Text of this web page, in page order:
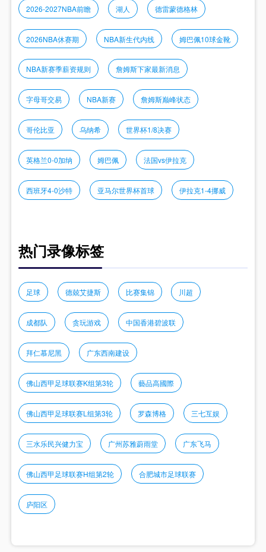
2026‑2027NBA前瞻 湖人 德雷蒙德格林
2026NBA休赛期 NBA新生代内线 姆巴佩10球金靴
NBA新赛季薪资规则 詹姆斯下家最新消息
字母哥交易 NBA新赛 詹姆斯巅峰状态
哥伦比亚 乌纳希 世界杯1/8决赛
英格兰0-0加纳 姆巴佩 法国vs伊拉克
西班牙4-0沙特 亚马尔世界杯首球 伊拉克1-4挪威
热门录像标签
足球 德兢艾捷斯 比赛集锦 川超
成都队 贪玩游戏 中国香港碧波联
拜仁慕尼黑 广东西南建设
佛山西甲足球联赛K组第3轮 藝品高國際
佛山西甲足球联赛L组第3轮 罗森博格 三七互娱
三水乐民兴健力宝 广州苏雅蔚雨堂 广东飞马
佛山西甲足球联赛H组第2轮 合肥城市足球联赛
庐阳区